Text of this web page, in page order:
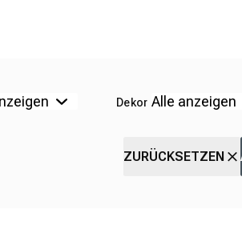
Dekor
ZURÜCKSETZEN